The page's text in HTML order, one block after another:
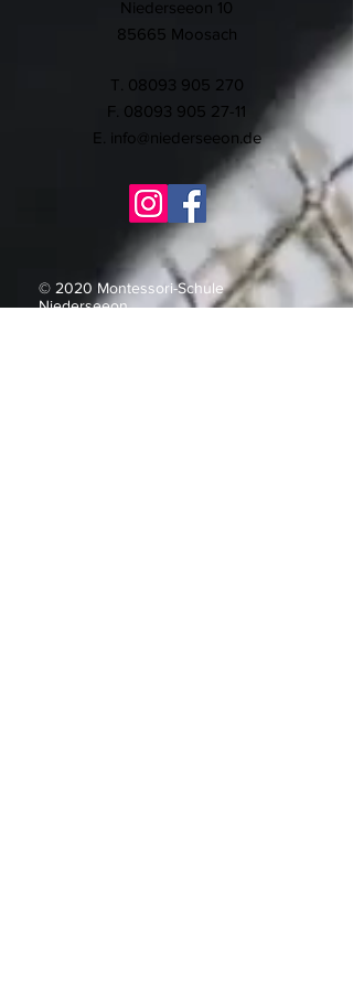
Niederseeon 10
85665 Moosach
T. 08093 905 270
F. 08093 905 27-11
E. info@niederseeon.de
© 2020 Montessori-Schule
Niederseeon